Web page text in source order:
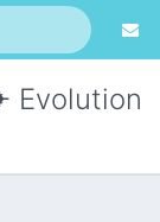
Evolution